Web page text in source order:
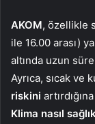
AKOM, özellikle
ile 16.00 arası)
altında uzun
Ayrıca, sıcak ve
riskini
Klima nasıl